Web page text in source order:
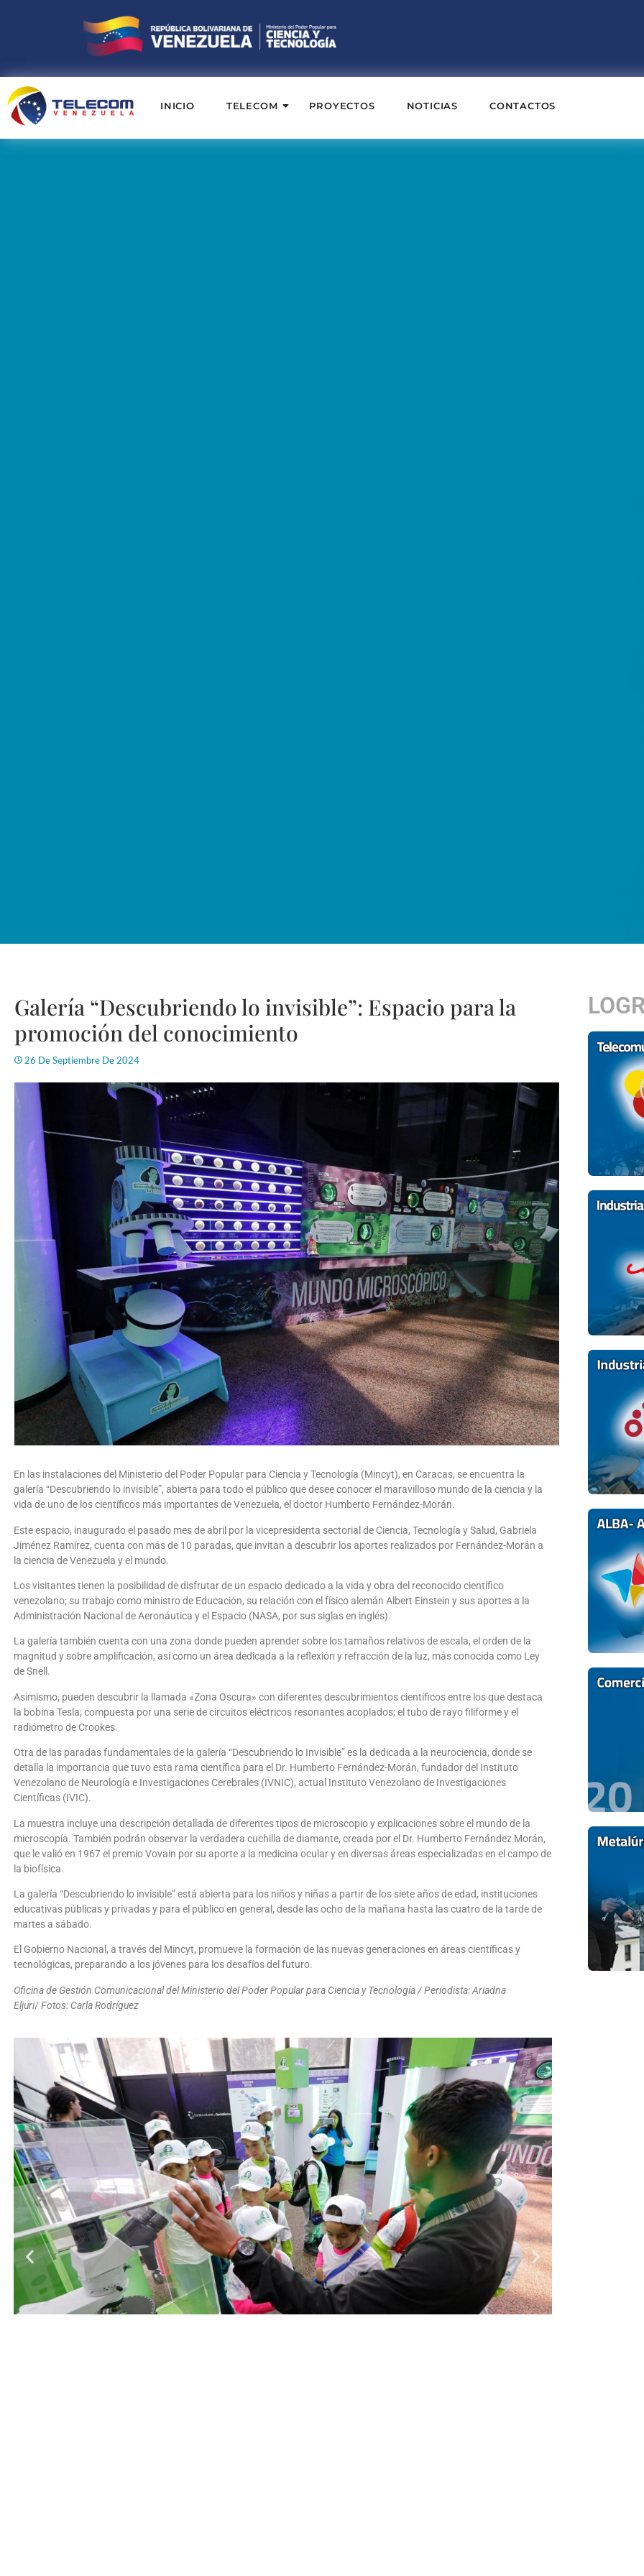
INICIO TELECOM PROYECTOS NOTICIAS CONTACTOS
Galería “Descubriendo lo invisible”: Espacio para la
promoción del conocimiento
26 De Septiembre De 2024
En las instalaciones del Ministerio del Poder Popular para Ciencia y Tecnología (Mincyt), en Caracas, se encuentra la
galería “Descubriendo lo invisible”, abierta para todo el público que desee conocer el maravilloso mundo de la ciencia y la
vida de uno de los científicos más importantes de Venezuela, el doctor Humberto Fernández-Morán.
Este espacio, inaugurado el pasado mes de abril por la vicepresidenta sectorial de Ciencia, Tecnología y Salud, Gabriela
Jiménez Ramírez, cuenta con más de 10 paradas, que invitan a descubrir los aportes realizados por Fernández-Morán a
la ciencia de Venezuela y el mundo.
Los visitantes tienen la posibilidad de disfrutar de un espacio dedicado a la vida y obra del reconocido científico
venezolano; su trabajo como ministro de Educación, su relación con el físico alemán Albert Einstein y sus aportes a la
Administración Nacional de Aeronáutica y el Espacio (NASA, por sus siglas en inglés).
La galería también cuenta con una zona donde pueden aprender sobre los tamaños relativos de escala, el orden de la
magnitud y sobre amplificación, así como un área dedicada a la reflexión y refracción de la luz, más conocida como Ley
de Snell.
Asimismo, pueden descubrir la llamada «Zona Oscura» con diferentes descubrimientos científicos entre los que destaca
la bobina Tesla; compuesta por una serie de circuitos eléctricos resonantes acoplados; el tubo de rayo filiforme y el
radiómetro de Crookes.
Otra de las paradas fundamentales de la galería “Descubriendo lo Invisible” es la dedicada a la neurociencia, donde se
detalla la importancia que tuvo esta rama científica para el Dr. Humberto Fernández-Morán, fundador del Instituto
Venezolano de Neurología e Investigaciones Cerebrales (IVNIC), actual Instituto Venezolano de Investigaciones
Científicas (IVIC).
La muestra incluye una descripción detallada de diferentes tipos de microscopio y explicaciones sobre el mundo de la
microscopía. También podrán observar la verdadera cuchilla de diamante, creada por el Dr. Humberto Fernández Morán,
que le valió en 1967 el premio Vovain por su aporte a la medicina ocular y en diversas áreas especializadas en el campo de
la biofísica.
La galería “Descubriendo lo invisible” está abierta para los niños y niñas a partir de los siete años de edad, instituciones
educativas públicas y privadas y para el público en general, desde las ocho de la mañana hasta las cuatro de la tarde de
martes a sábado.
El Gobierno Nacional, a través del Mincyt, promueve la formación de las nuevas generaciones en áreas científicas y
tecnológicas, preparando a los jóvenes para los desafíos del futuro.
Oficina de Gestión Comunicacional del Ministerio del Poder Popular para Ciencia y Tecnología / Periodista: Ariadna
Eljuri/ Fotos: Carla Rodríguez